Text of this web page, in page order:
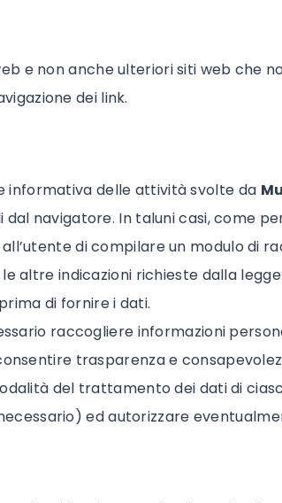
e non anche ulteriori siti web che
dei link.
informativa delle attività svolte da
navigatore. In taluni casi, come
di compilare un modulo di
altre indicazioni richieste dalla legge.
di fornire i dati.
raccogliere informazioni
trasparenza e
del trattamento dei dati di
ed autorizzare